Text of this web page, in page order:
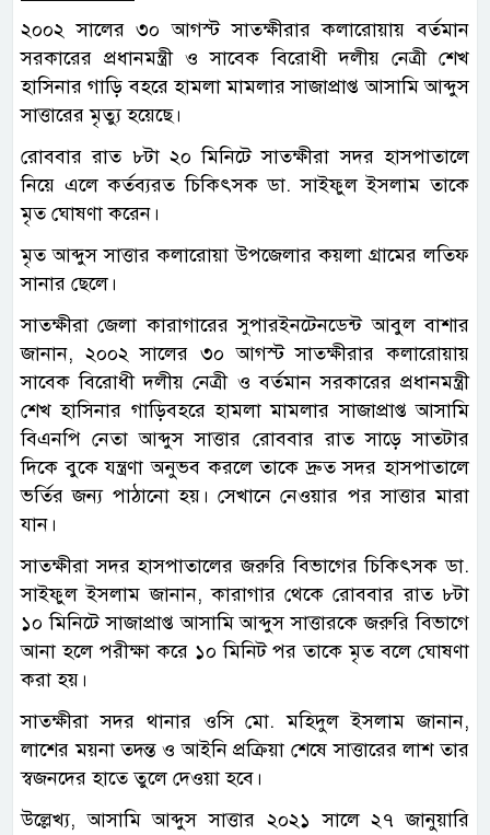
২০০২ সালের ৩০ আগস্ট সাতক্ষীরার কলারোয়ায় বর্তমান
সরকারের প্রধানমন্ত্রী ও সাবেক বিরোধী দলীয় নেত্রী শেখ
হাসিনার গাড়ি বহরে হামলা মামলার সাজাপ্রাপ্ত আসামি আব্দুস
সাত্তারের মৃত্যু হয়েছে।
রোববার রাত ৮টা ২০ মিনিটে সাতক্ষীরা সদর হাসপাতালে
নিয়ে এলে কর্তব্যরত চিকিৎসক ডা. সাইফুল ইসলাম তাকে
মৃত ঘোষণা করেন।
মৃত আব্দুস সাত্তার কলারোয়া উপজেলার কয়লা গ্রামের লতিফ
সানার ছেলে।
সাতক্ষীরা জেলা কারাগারের সুপারইনটেনডেন্ট আবুল বাশার
জানান, ২০০২ সালের ৩০ আগস্ট সাতক্ষীরার কলারোয়ায়
সাবেক বিরোধী দলীয় নেত্রী ও বর্তমান সরকারের প্রধানমন্ত্রী
শেখ হাসিনার গাড়িবহরে হামলা মামলার সাজাপ্রাপ্ত আসামি
বিএনপি নেতা আব্দুস সাত্তার রোববার রাত সাড়ে সাতটার
দিকে বুকে যন্ত্রণা অনুভব করলে তাকে দ্রুত সদর হাসপাতালে
ভর্তির জন্য পাঠানো হয়। সেখানে নেওয়ার পর সাত্তার মারা
যান।
সাতক্ষীরা সদর হাসপাতালের জরুরি বিভাগের চিকিৎসক ডা.
সাইফুল ইসলাম জানান, কারাগার থেকে রোববার রাত ৮টা
১০ মিনিটে সাজাপ্রাপ্ত আসামি আব্দুস সাত্তারকে জরুরি বিভাগে
আনা হলে পরীক্ষা করে ১০ মিনিট পর তাকে মৃত বলে ঘোষণা
করা হয়।
সাতক্ষীরা সদর থানার ওসি মো. মহিদুল ইসলাম জানান,
লাশের ময়না তদন্ত ও আইনি প্রক্রিয়া শেষে সাত্তারের লাশ তার
স্বজনদের হাতে তুলে দেওয়া হবে।
উল্লেখ্য, আসামি আব্দুস সাত্তার ২০২১ সালে ২৭ জানুয়ারি